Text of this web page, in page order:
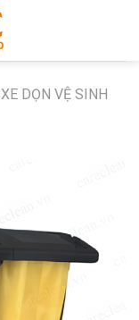
XE DỌN VỆ SINH